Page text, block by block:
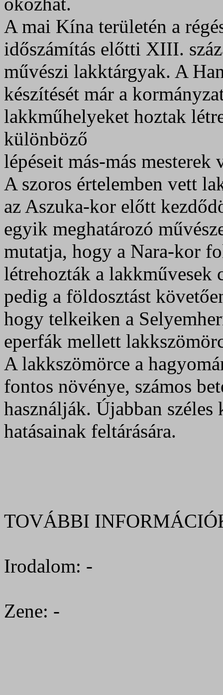
A mai Kína területén a
időszámítás előtti XIII.
művészi lakktárgyak. A
készítését már a
lakkműhelyeket hoztak
különböző
lépéseit más-más mesterek
A szoros értelemben vett
az Aszuka-kor előtt
egyik meghatározó
mutatja, hogy a Nara-kor
létrehozták a lakkművesek
pedig a földosztást
hogy telkeiken a
eperfák mellett
A lakkszömörce a
fontos növénye, számos
használják. Újabban
hatásainak feltárására.
TOVÁBBI
Irodalom: -
Zene: -